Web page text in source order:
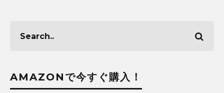
AMAZONで今すぐ購入！